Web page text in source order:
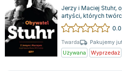
Jerzy i Maciej Stuhr,
artyści, których
zarówno
0.0
Twarda
Pakujemy
Używana
Wyprzedaż